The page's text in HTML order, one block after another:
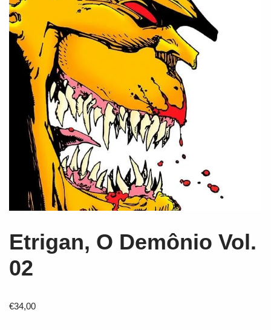
Etrigan, O Demônio Vol.
02
€34,00